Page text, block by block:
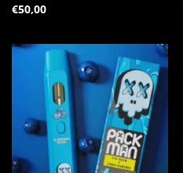
€50,00